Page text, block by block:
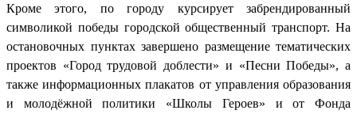
Кроме этого, по городу курсирует забрендированный
символикой победы городской общественный транспорт. На
остановочных пунктах завершено размещение тематических
проектов «Город трудовой доблести» и «Песни Победы», а
также информационных плакатов от управления образования
и молодёжной политики «Школы Героев» и от Фонда